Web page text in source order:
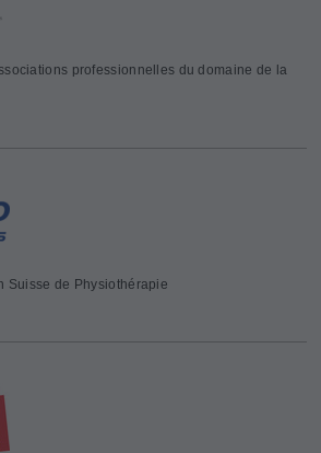
professionnelles du domaine de la
Suisse de Physiothérapie